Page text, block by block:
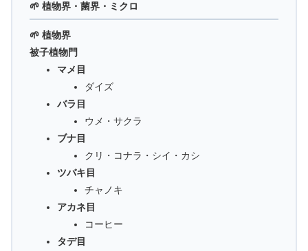
🌱 植物界・菌界・ミクロ
🌱 植物界
被子植物門
マメ目
ダイズ
バラ目
ウメ・サクラ
ブナ目
クリ・コナラ・シイ・カシ
ツバキ目
チャノキ
アカネ目
コーヒー
タデ目